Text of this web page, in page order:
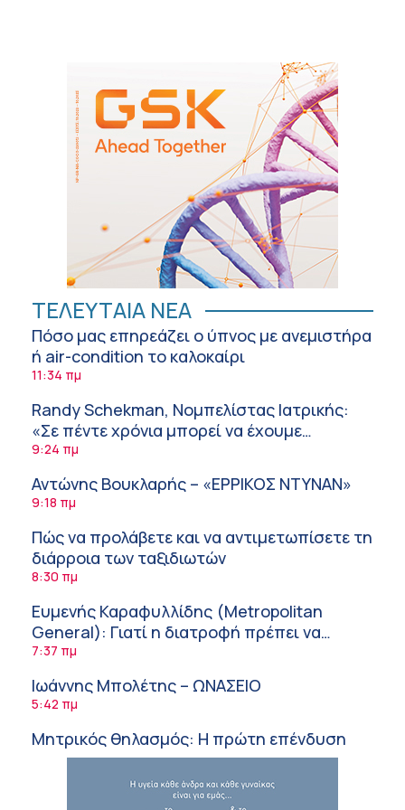
ΤΕΛΕΥΤΑΙΑ ΝΕΑ
Πόσο μας επηρεάζει ο ύπνος με ανεμιστήρα
ή air-condition το καλοκαίρι
11:34 πμ
Randy Schekman, Νομπελίστας Ιατρικής:
«Σε πέντε χρόνια μπορεί να έχουμε
θεραπεία που αναστέλλει την εξέλιξη του
9:24 πμ
Αντώνης Βουκλαρής – «ΕΡΡΙΚΟΣ ΝΤΥΝΑΝ»
9:18 πμ
Πώς να προλάβετε και να αντιμετωπίσετε τη
διάρροια των ταξιδιωτών
8:30 πμ
Ευμενής Καραφυλλίδης (Metropolitan
General): Γιατί η διατροφή πρέπει να
καθοδηγείται από κλινικό διαιτολόγο;
7:37 πμ
Ιωάννης Μπολέτης – ΩΝΑΣΕΙΟ
5:42 πμ
Μητρικός θηλασμός: Η πρώτη επένδυση
στην υγεία του παιδιού